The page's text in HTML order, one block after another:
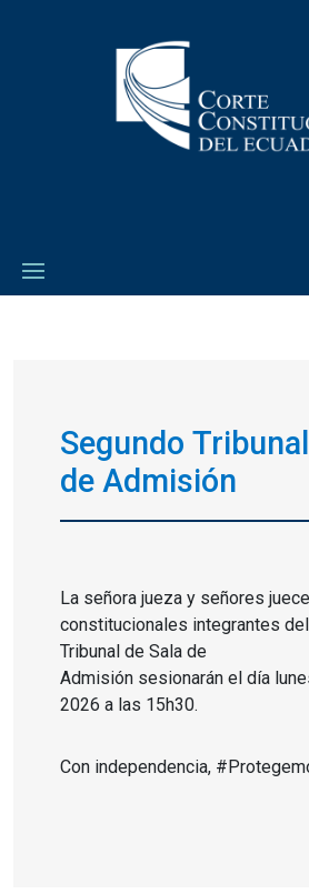
Segundo
de Admisión
La señora jueza y señores
constitucionales integrantes
Tribunal de Sala de
Admisión sesionarán el día
2026 a las 15h30.
Con independencia,